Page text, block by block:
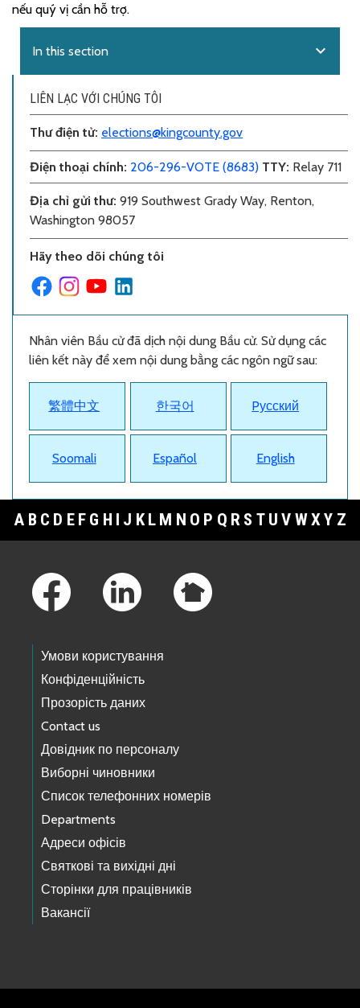
nếu quý vị cần hỗ trợ.
In this section expand_more
LIÊN LẠC VỚI CHÚNG TÔI
Thư điện tử: elections@kingcounty.gov
Điện thoại chính: 206-296-VOTE (8683) TTY: Relay 711
Địa chỉ gửi thư: 919 Southwest Grady Way, Renton,
Washington 98057
Hãy theo dõi chúng tôi
Nhân viên Bầu cử đã dịch nội dung Bầu cử. Sử dụng các
liên kết này để xem nội dung bằng các ngôn ngữ sau:
繁體中文 한국어 Pусский
Soomali Español English
A B C D E F G H I J K L M N O P Q R S T U V WXY Z
Умови користування
Конфіденційність
Прозорість даних
Contact us
Довідник по персоналу
Виборні чиновники
Список телефонних номерів
Departments
Адреси офісів
Святкові та вихідні дні
Сторінки для працівників
Вакансії